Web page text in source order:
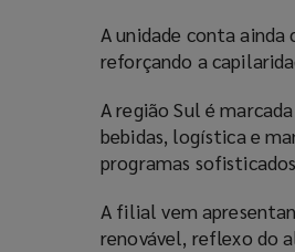
A unidade conta
reforçando a
A região Sul é
bebidas, logística e
programas
A filial vem
renovável, reflexo do